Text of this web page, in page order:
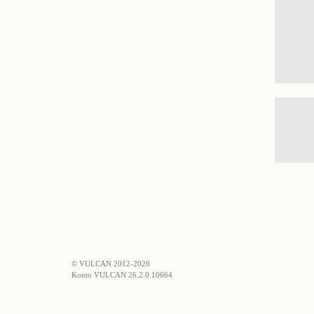
© VULCAN 2012-2026
Konto VULCAN 26.2.0.10664